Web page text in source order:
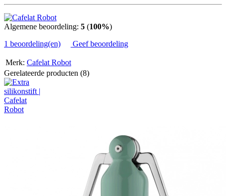
Algemene beoordeling: 5 (100%)
1 beoordeling(en)
Geef beoordeling
Merk: Cafelat Robot
Gerelateerde producten (8)